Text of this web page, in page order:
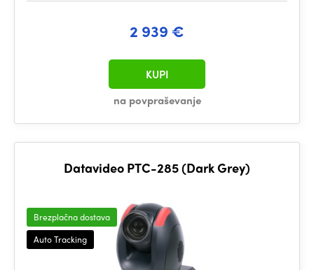
2 939 €
na povpraševanje
KUPI
Datavideo PTC-285 (Dark Grey)
Brezplačna dostava
Auto Tracking